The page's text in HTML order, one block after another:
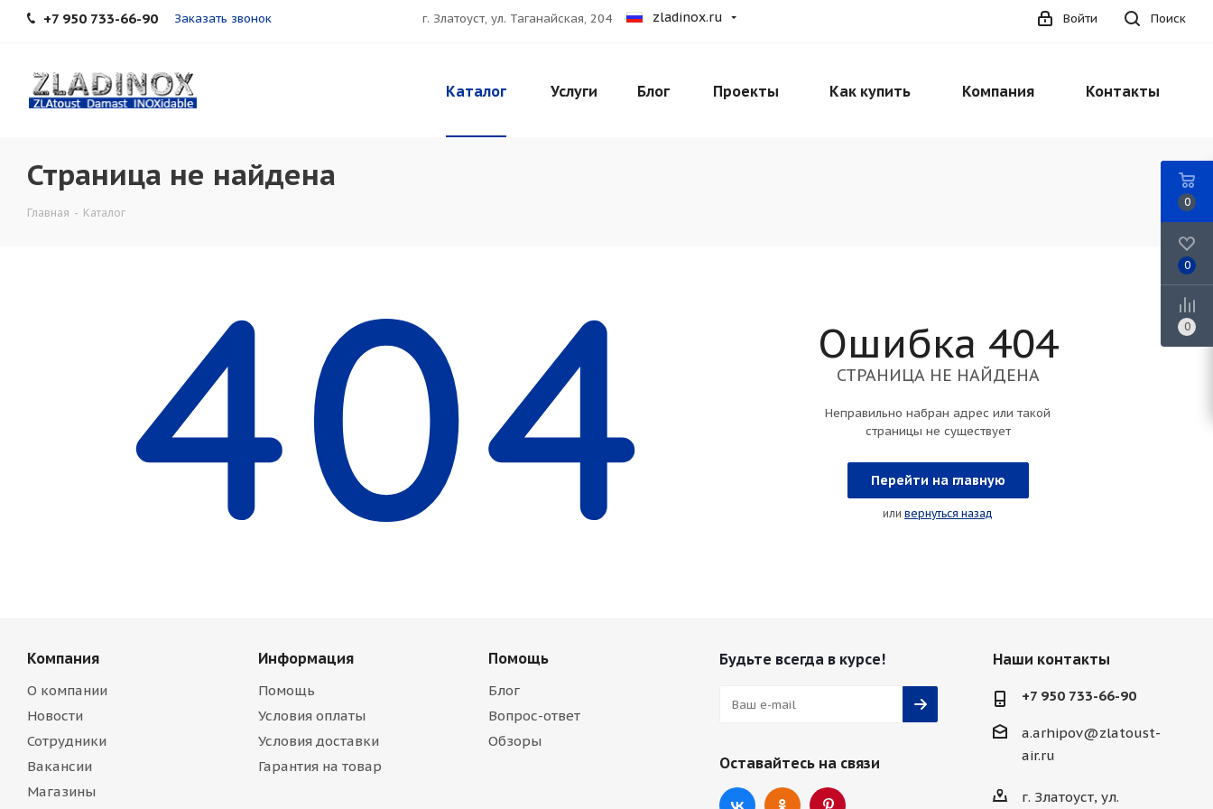
+7 950 733-66-90 Заказать звонок zladinox.ru
г. Златоуст, ул. Таганайская, 204 Поиск
Войти
Каталог Услуги Блог Проекты Как купить Компания Контакты
Страница не найдена
Главная - Каталог
Ошибка 404
СТРАНИЦА НЕ НАЙДЕНА
Неправильно набран адрес или такой
страницы не существует
Перейти на главную
или вернуться назад
Компания
О компании
Новости
Сотрудники
Вакансии
Магазины
Информация
Помощь
Условия оплаты
Условия доставки
Гарантия на товар
Помощь
Блог
Вопрос-ответ
Обзоры
Будьте всегда в курсе!
Оставайтесь на связи
Наши контакты
+7 950 733-66-90
a.arhipov@zlatoust-
air.ru
г. Златоуст, ул.
0
0
0